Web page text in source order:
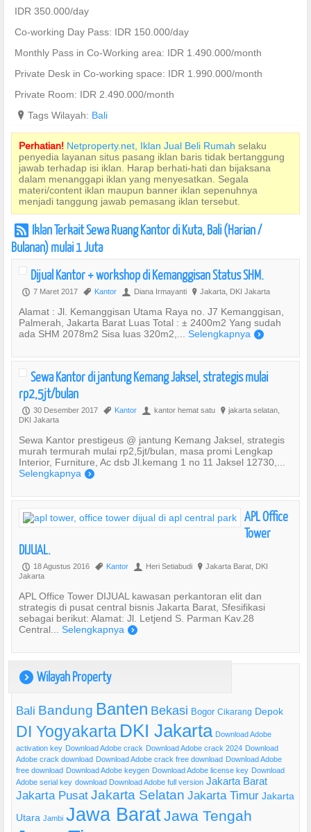
IDR 350.000/day
Co-working Day Pass: IDR 150.000/day
Monthly Pass in Co-Working area: IDR 1.490.000/month
Private Desk in Co-working space: IDR 1.990.000/month
Private Room: IDR 2.490.000/month
? Tags Wilayah: Bali
Perhatian! Netproperty.net, Iklan Jual Beli Rumah selaku
penyedia layanan situs pasang iklan baris tidak bertanggung
jawab terhadap isi iklan. Harap berhati-hati dan bijaksana
dalam menanggapi iklan yang menyesatkan. Segala
materi/content iklan maupun banner iklan sepenuhnya
menjadi tanggung jawab pemasang iklan tersebut.
r Iklan Terkait Sewa Ruang Kantor di Kuta, Bali (Harian /
Bulanan) mulai 1 Juta
Dijual Kantor + workshop di Kemanggisan Status SHM.
P 7 Maret 2017 , Kantor U Diana Irmayanti ? Jakarta, DKI Jakarta
Alamat : Jl. Kemanggisan Utama Raya no. J7 Kemanggisan,
Palmerah, Jakarta Barat Luas Total : ± 2400m2 Yang sudah
ada SHM 2078m2 Sisa luas 320m2,... Selengkapnya )
Sewa Kantor di jantung Kemang Jaksel, strategis mulai
rp2,5jt/bulan
P 30 Desember 2017 , Kantor U kantor hemat satu ? jakarta selatan,
DKI Jakarta
Sewa Kantor prestigeus @ jantung Kemang Jaksel, strategis
murah termurah mulai rp2,5jt/bulan, masa promi Lengkap
Interior, Furniture, Ac dsb Jl.kemang 1 no 11 Jaksel 12730,...
Selengkapnya )
APL Office
Tower
DIJUAL.
P 18 Agustus 2016 , Kantor U Heri Setiabudi ? Jakarta Barat, DKI
Jakarta
APL Office Tower DIJUAL kawasan perkantoran elit dan
strategis di pusat central bisnis Jakarta Barat, Sfesifikasi
sebagai berikut: Alamat: Jl. Letjend S. Parman Kav.28
Central... Selengkapnya )
) Wilayah Property
Bali Bandung Banten Bekasi Bogor Cikarang Depok
DI Yogyakarta DKI Jakarta Download Adobe
activation key Download Adobe crack Download Adobe crack 2024 Download
Adobe crack download Download Adobe crack free download Download Adobe
free download Download Adobe keygen Download Adobe license key Download
Adobe serial key download Download Adobe full version Jakarta Barat
Jakarta Pusat Jakarta Selatan Jakarta Timur Jakarta
Utara Jambi Jawa BaratJawa Tengah